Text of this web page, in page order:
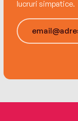
lucruri simpatice.